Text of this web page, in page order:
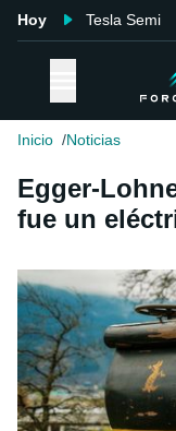
Hoy Tesla Semi
Inicio Noticias
Egger-
fue un